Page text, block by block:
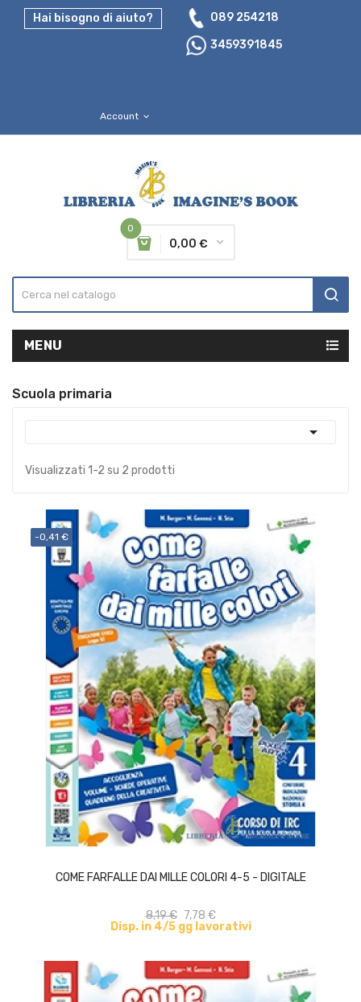
Hai bisogno di aiuto?
089 254218
3459391845
Account expand_more
0
0,00 €
MENU
Scuola primaria

Visualizzati 1-2 su 2 prodotti
-0,41 €
COME FARFALLE DAI MILLE COLORI 4-5 - DIGITALE
8,19 € 7,78 €
Disp. in 4/5 gg lavorativi
ACQUISTA